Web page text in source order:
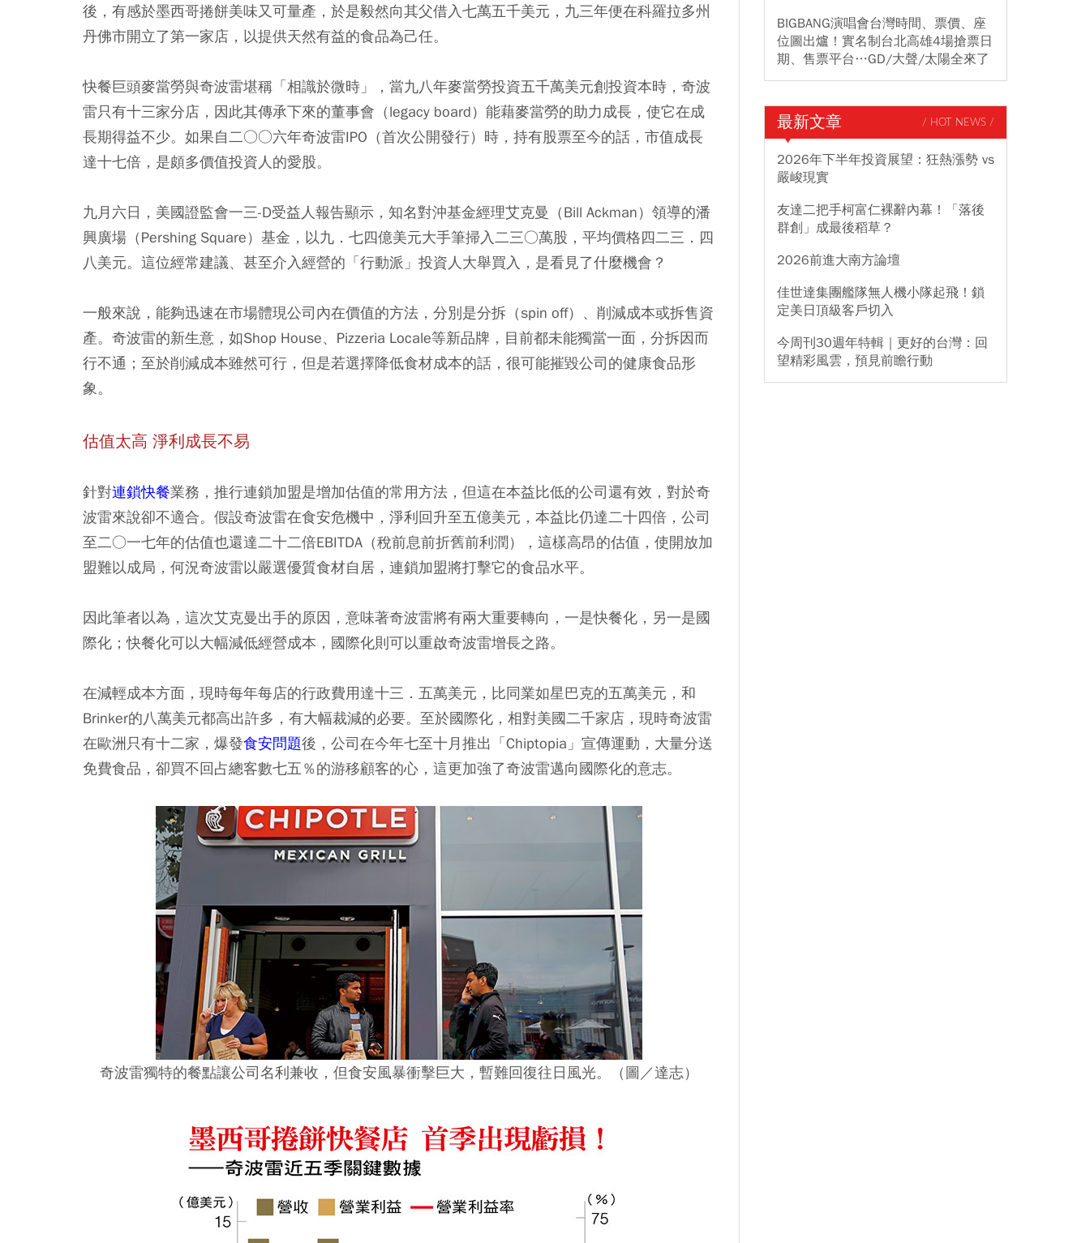
後，有感於墨西哥捲餅美味又可量產，於是毅然向其父借入七萬五千美元，九三年便在科羅拉多州
丹佛市開立了第一家店，以提供天然有益的食品為己任。
快餐巨頭麥當勞與奇波雷堪稱「相識於微時」，當九八年麥當勞投資五千萬美元創投資本時，奇波
雷只有十三家分店，因此其傳承下來的董事會（legacy board）能藉麥當勞的助力成長，使它在成
長期得益不少。如果自二○○六年奇波雷IPO（首次公開發行）時，持有股票至今的話，市值成長
達十七倍，是頗多價值投資人的愛股。
九月六日，美國證監會一三-D受益人報告顯示，知名對沖基金經理艾克曼（Bill Ackman）領導的潘
興廣場（Pershing Square）基金，以九．七四億美元大手筆掃入二三○萬股，平均價格四二三．四
八美元。這位經常建議、甚至介入經營的「行動派」投資人大舉買入，是看見了什麼機會？
一般來說，能夠迅速在市場體現公司內在價值的方法，分別是分拆（spin off）、削減成本或拆售資
產。奇波雷的新生意，如Shop House、Pizzeria Locale等新品牌，目前都未能獨當一面，分拆因而
行不通；至於削減成本雖然可行，但是若選擇降低食材成本的話，很可能摧毀公司的健康食品形
象。
估值太高 淨利成長不易
針對連鎖快餐業務，推行連鎖加盟是增加估值的常用方法，但這在本益比低的公司還有效，對於奇
波雷來說卻不適合。假設奇波雷在食安危機中，淨利回升至五億美元，本益比仍達二十四倍，公司
至二○一七年的估值也還達二十二倍EBITDA（稅前息前折舊前利潤），這樣高昂的估值，使開放加
盟難以成局，何況奇波雷以嚴選優質食材自居，連鎖加盟將打擊它的食品水平。
因此筆者以為，這次艾克曼出手的原因，意味著奇波雷將有兩大重要轉向，一是快餐化，另一是國
際化；快餐化可以大幅減低經營成本，國際化則可以重啟奇波雷增長之路。
在減輕成本方面，現時每年每店的行政費用達十三．五萬美元，比同業如星巴克的五萬美元，和
Brinker的八萬美元都高出許多，有大幅裁減的必要。至於國際化，相對美國二千家店，現時奇波雷
在歐洲只有十二家，爆發食安問題後，公司在今年七至十月推出「Chiptopia」宣傳運動，大量分送
免費食品，卻買不回占總客數七五％的游移顧客的心，這更加強了奇波雷邁向國際化的意志。
奇波雷獨特的餐點讓公司名利兼收，但食安風暴衝擊巨大，暫難回復往日風光。（圖／達志）
BIGBANG演唱會台灣時間、票價、座
位圖出爐！實名制台北高雄4場搶票日
期、售票平台…GD/大聲/太陽全來了
最新文章 / HOT NEWS /
2026年下半年投資展望：狂熱漲勢 vs
嚴峻現實
友達二把手柯富仁裸辭內幕！「落後
群創」成最後稻草？
2026前進大南方論壇
佳世達集團艦隊無人機小隊起飛！鎖
定美日頂級客戶切入
今周刊30週年特輯｜更好的台灣：回
望精彩風雲，預見前瞻行動